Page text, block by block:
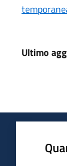
Ultimo